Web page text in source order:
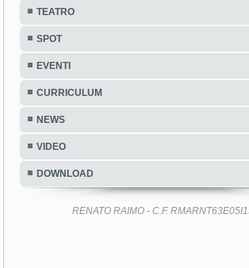
TEATRO
SPOT
EVENTI
CURRICULUM
NEWS
VIDEO
DOWNLOAD
RENATO RAIMO - C.F.